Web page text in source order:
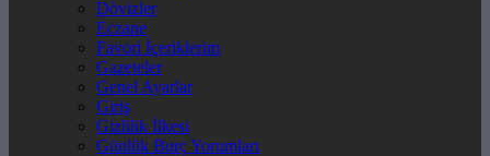
Dövizler
Eczane
Favori İçeriklerim
Gazeteler
Genel Ayarlar
Giriş
Gizlilik İlkesi
Günlük Burç Yorumları